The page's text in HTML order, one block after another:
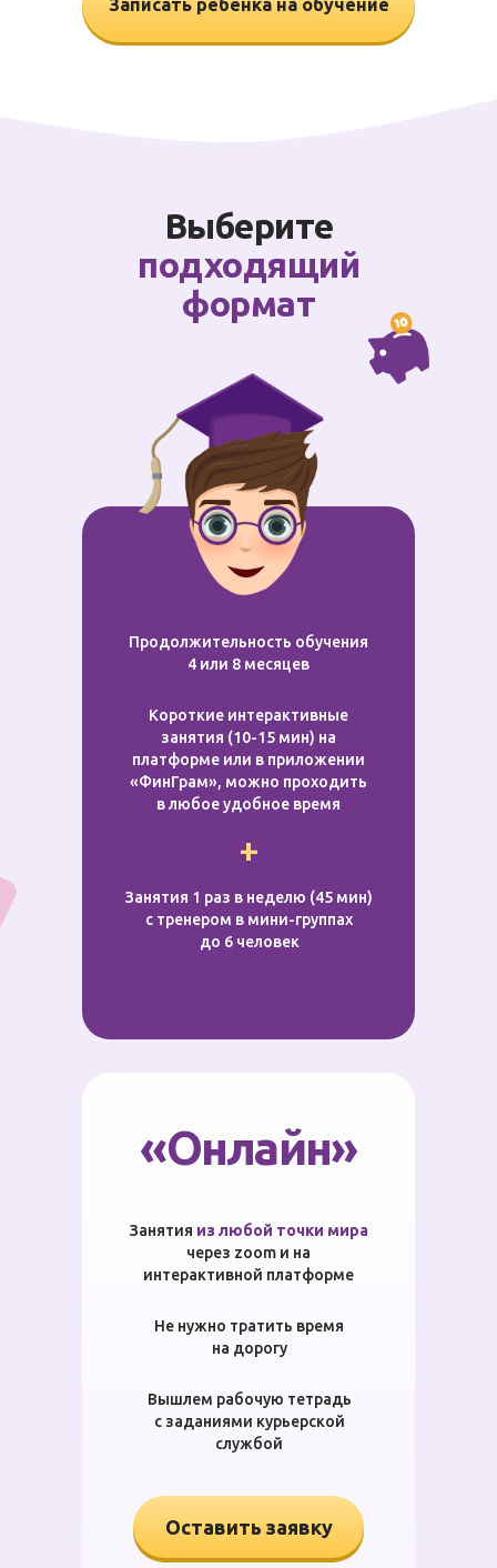
Занятия из любой точки мира
через zoom и на
интерактивной платформе
Не нужно тратить время
на дорогу
Вышлем рабочую тетрадь
с заданиями курьерской
службой
«Онлайн»
Оставить заявку
Продолжительность обучения
4 или 8 месяцев
Короткие интерактивные
занятия (10-15 мин) на
платформе или в приложении
«ФинГрам», можно проходить
в любое удобное время
Занятия 1 раз в неделю (45 мин)
с тренером в мини-группах
до 6 человек
+
Выберите
подходящий
формат